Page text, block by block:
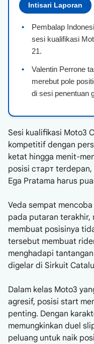
Intisari Laporan
•
Pembalap
sesi kualifikasi
21.
•
Valentin Perrone
merebut pole
di sesi penentuan
Sesi kualifikasi Moto3
kompetitif dengan
ketat hingga menit-
posisi старт
Ega Pratama harus
Veda sempat
pada putaran terakhir,
membuat posisinya
tersebut membuat
menghadapi
digelar di Sirkuit
Dalam kelas Moto3
agresif, posisi start
penting. Dengan
memungkinkan duel
peluang untuk naik